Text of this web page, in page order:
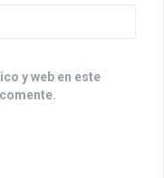
y web en este